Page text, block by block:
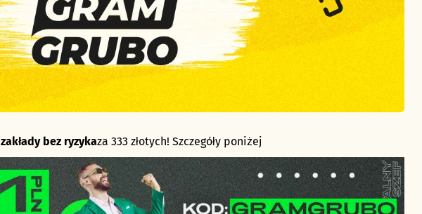
zakłady bez ryzykaza 333 złotych! Szczegóły poniżej